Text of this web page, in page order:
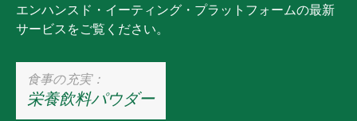
エンハンスド・イーティング・プラットフォームの最新
サービスをご覧ください。
食事の充実：
栄養飲料パウダー